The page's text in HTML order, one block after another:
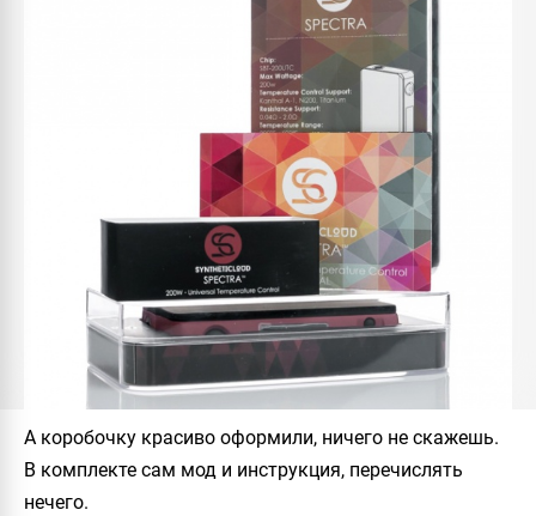
А коробочку красиво оформили, ничего не скажешь.
В комплекте сам мод и инструкция, перечислять
нечего.